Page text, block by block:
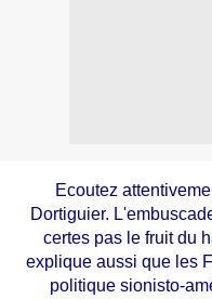
Ecoutez
Dortiguier.
certes pas le fruit du
explique aussi que les
politique sionisto-